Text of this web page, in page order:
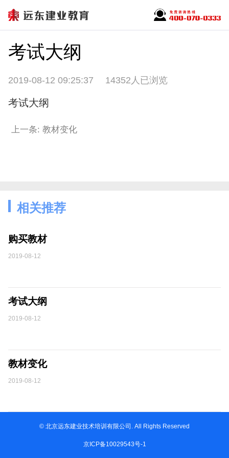
考试大纲
2019-08-12 09:25:37 14352人已浏览
考试大纲
上一条: 教材变化
相关推荐
购买教材
2019-08-12
考试大纲
2019-08-12
教材变化
2019-08-12
© 北京远东建业技术培训有限公司. All Rights Reserved
京ICP备10029543号-1